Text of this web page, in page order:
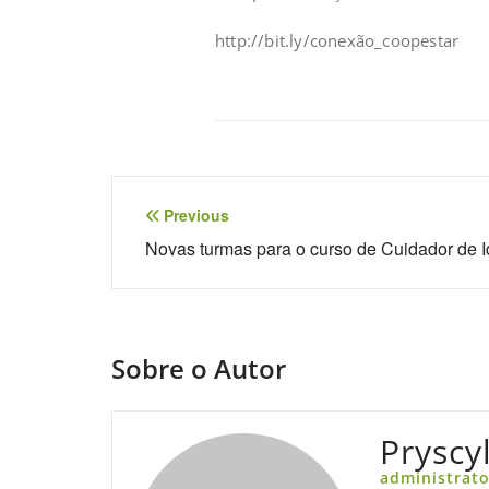
http://bit.ly/conexão_coopestar
Previous
Novas turmas para o curso de Cuidador de
Sobre o Autor